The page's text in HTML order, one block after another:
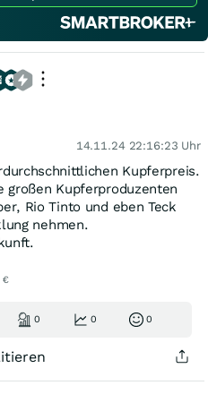
14.11.24 22:16:23 Uhr
Kupferpreis.
großen Kupferproduzenten
Rio Tinto und eben Teck
nehmen.
€
0 0 0